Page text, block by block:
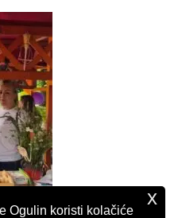
Ogulin koristi kolačiće
x